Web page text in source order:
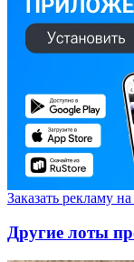
Заказать рекламу
Другие лоты